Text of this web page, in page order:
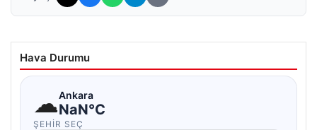
Hava Durumu
☁Ankara
NaN°C
ŞEHIR SEÇ